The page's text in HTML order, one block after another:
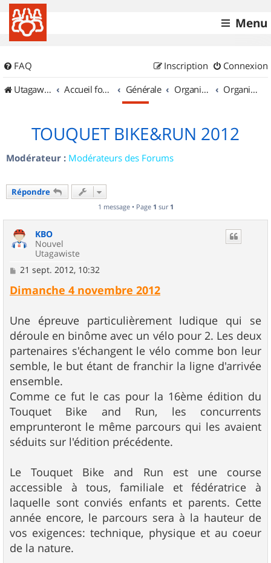
Menu
FAQ Connexion
Inscription
UtagawaVTT (Randos VTT et VTTAE avec traces GPS)
Accueil forum Générale Organisation de sorties & Recherche de partenaires Organisation de sorties en région Nord Pas de Calais
TOUQUET BIKE&RUN 2012
Modérateur : Modérateurs des Forums
Répondre
1 message • Page 1 sur 1
KBO
Nouvel
Utagawiste
M
s
s
g
e
21 sept. 2012, 10:32
Dimanche 4 novembre 2012
Une épreuve particulièrement ludique qui se
déroule en binôme avec un vélo pour 2. Les deux
partenaires s'échangent le vélo comme bon leur
semble, le but étant de franchir la ligne d'arrivée
ensemble.
Comme ce fut le cas pour la 16ème édition du
Touquet Bike and Run, les concurrents
emprunteront le même parcours qui les avaient
séduits sur l'édition précédente.
Le Touquet Bike and Run est une course
accessible à tous, familiale et fédératrice à
laquelle sont conviés enfants et parents. Cette
année encore, le parcours sera à la hauteur de
vos exigences: technique, physique et au coeur
de la nature.